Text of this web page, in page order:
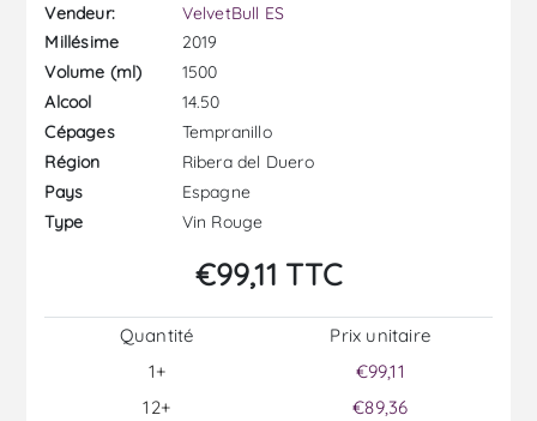
Vendeur:
VelvetBull ES
Millésime
2019
Volume (ml)
1500
Alcool
14.50
Cépages
Tempranillo
Région
Ribera del Duero
Pays
Espagne
Type
Vin Rouge
€99,11 TTC
Quantité
1+
12+
Prix ​​unitaire
€99,11
€89,36